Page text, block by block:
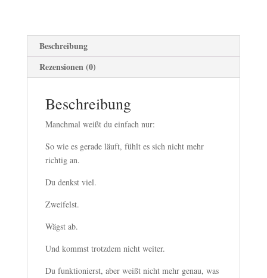
Beschreibung
Rezensionen (0)
Beschreibung
Manchmal weißt du einfach nur:
So wie es gerade läuft, fühlt es sich nicht mehr
richtig an.
Du denkst viel.
Zweifelst.
Wägst ab.
Und kommst trotzdem nicht weiter.
Du funktionierst, aber weißt nicht mehr genau, was